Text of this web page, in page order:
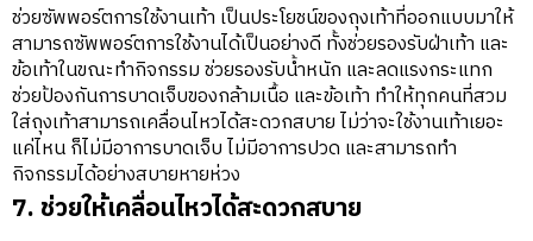
ช่วยซัพพอร์ตการใช้งานเท้า เป็นประโยชน์ของถุงเท้าที่ออกแบบมาให้
สามารถซัพพอร์ตการใช้งานได้เป็นอย่างดี ทั้งช่วยรองรับฝ่าเท้า และ
ข้อเท้าในขณะทำกิจกรรม ช่วยรองรับน้ำหนัก และลดแรงกระแทก
ช่วยป้องกันการบาดเจ็บของกล้ามเนื้อ และข้อเท้า ทำให้ทุกคนที่สวม
ใส่ถุงเท้าสามารถเคลื่อนไหวได้สะดวกสบาย ไม่ว่าจะใช้งานเท้าเยอะ
แค่ไหน ก็ไม่มีอาการบาดเจ็บ ไม่มีอาการปวด และสามารถทำ
กิจกรรมได้อย่างสบายหายห่วง
7. ช่วยให้เคลื่อนไหวได้สะดวกสบาย